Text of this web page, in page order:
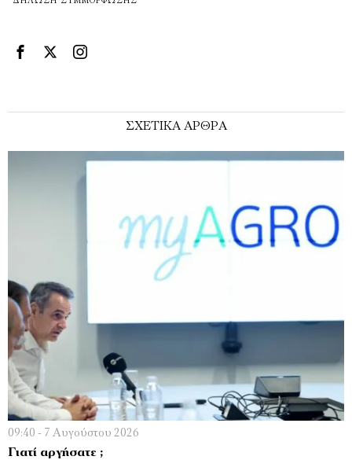
ΣΧΕΤΙΚΑ ΑΡΘΡΑ
09:40 - 7 Αυγούστου 2026
Γιατί αργήσατε ;